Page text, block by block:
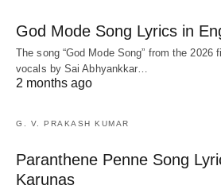
God Mode Song Lyrics in
The song “God Mode Song” from the 2026
vocals by Sai Abhyankkar‬…
2 months ago
G. V. PRAKASH KUMAR
Paranthene Penne Song
Karunas